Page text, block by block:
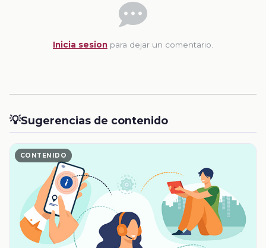
Inicia sesion para dejar un comentario.
💡Sugerencias de contenido
CONTENIDO